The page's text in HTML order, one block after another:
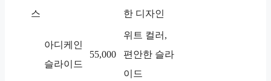
스
한 디자인
아디케인
슬라이드
55,000
위트 컬러,
편안한 슬라
이드